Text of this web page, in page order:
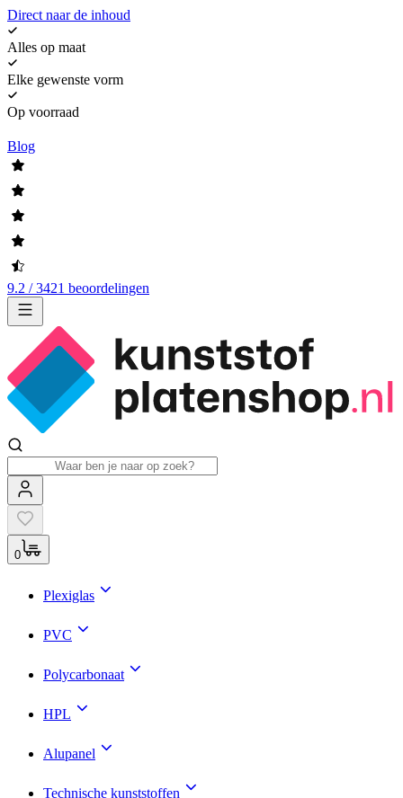
Direct naar de inhoud
Alles op maat
Elke gewenste vorm
Op voorraad
Blog
9.2 / 3421 beoordelingen
0
Plexiglas
PVC
Polycarbonaat
HPL
Alupanel
Technische kunststoffen